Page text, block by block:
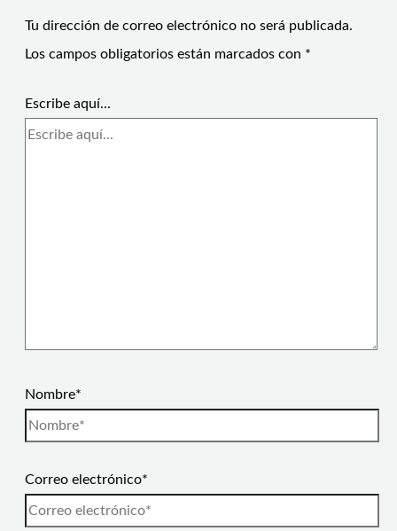
Tu dirección de correo electrónico no será publicada.
Los campos obligatorios están marcados con *
Escribe aquí...
Nombre*
Correo electrónico*